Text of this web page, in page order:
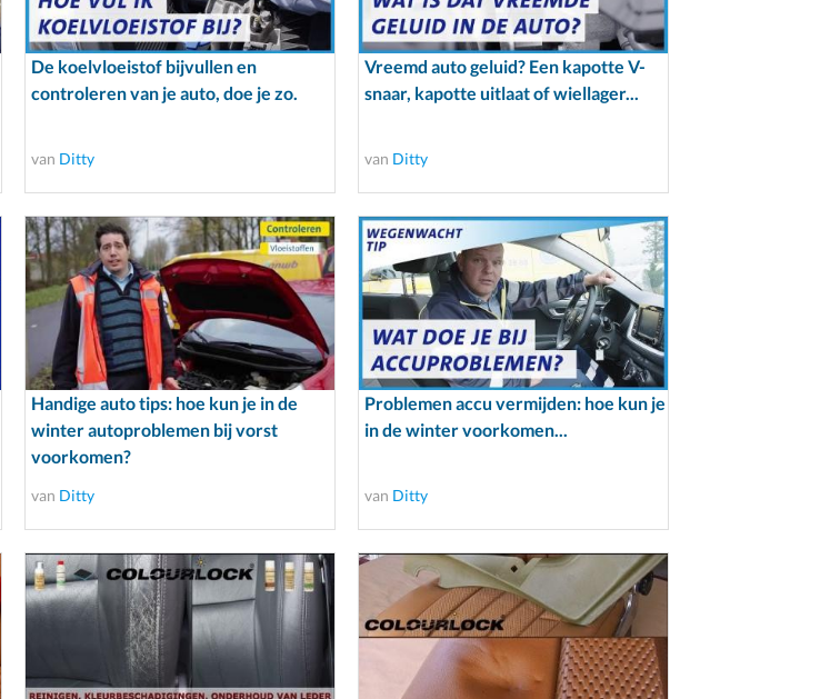
De koelvloeistof bijvullen en
controleren van je auto, doe je zo.
van Ditty
Vreemd auto geluid? Een kapotte V-
snaar, kapotte uitlaat of wiellager...
van Ditty
Handige auto tips: hoe kun je in de
winter autoproblemen bij vorst
voorkomen?
van Ditty
Problemen accu vermijden: hoe kun je
in de winter voorkomen...
van Ditty